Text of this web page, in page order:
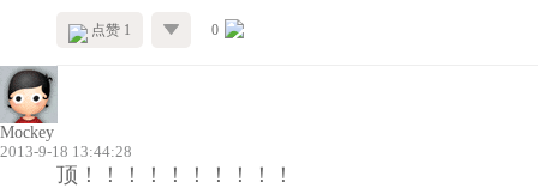
点赞 1 0
Mockey
2013-9-18 13:44:28
顶！！！！！！！！！！